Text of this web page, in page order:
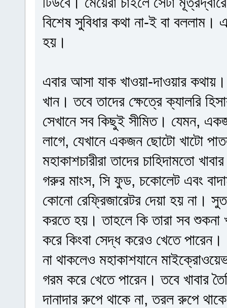
বিশেষ সুবিধার কথা না-ই বা বললাম।
হয়।
এবার আসা যাক খাওয়া-দাওয়ার কথায়।
খান। তবে তাদের ক্ষেত্রে ক্যালরি
সেখানে সব কিছুই সীমিত। যেমন,
লাগে, যেখানে একজন ছোটো খাটো
মহাকাশচারীরা তাদের চাহিদামতো
গরুর মাংস, সি ফুড, চকোলেট এবং
কোনো রেফ্রিজারেটর দেয়া হয় না।
করতে হয়। তাহলে কি তারা সব শুকনা
করে কিংবা সেদ্ধ করেও খেতে
না থাকলেও মহাকাশযানে
গরম করে খেতে পারেন। তবে খাবার
দানাদার রুপে থাকে না, তরল রুপে